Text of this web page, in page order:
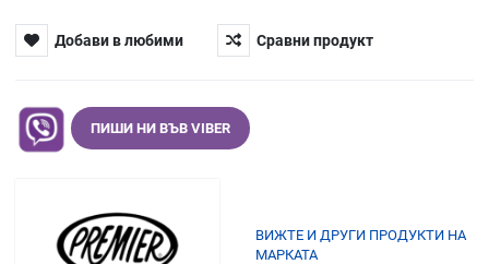
Добави в любими Сравни продукт
ПИШИ НИ ВЪВ VIBER
ВИЖТЕ И ДРУГИ ПРОДУКТИ НА
МАРКАТА